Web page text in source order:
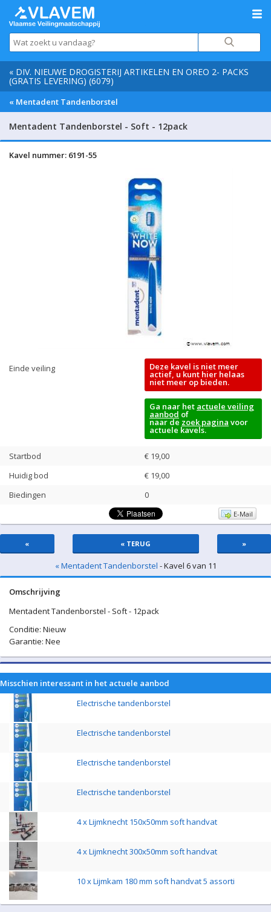
« DIV. NIEUWE DROGISTERIJ ARTIKELEN EN OREO 2- PACKS
(GRATIS LEVERING) (6079)
« Mentadent Tandenborstel
Mentadent Tandenborstel - Soft - 12pack
Kavel nummer: 6191-55
Einde veiling Deze kavel is niet meer
actief, u kunt hier helaas
niet meer op bieden.
Ga naar het actuele veiling
aanbod of
naar de zoek pagina voor
actuele kavels.
Startbod
€ 19,00
Huidig bod
€ 19,00
Biedingen
0
E-Mail
« « TERUG »
« Mentadent Tandenborstel - Kavel 6 van 11
Omschrijving
Mentadent Tandenborstel - Soft - 12pack
Conditie: Nieuw
Garantie: Nee
Misschien interessant in het actuele aanbod
Electrische tandenborstel
Electrische tandenborstel
Electrische tandenborstel
Electrische tandenborstel
4 x Lijmknecht 150x50mm soft handvat
4 x Lijmknecht 300x50mm soft handvat
10 x Lijmkam 180 mm soft handvat 5 assorti